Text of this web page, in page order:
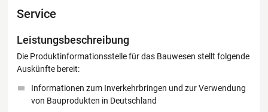
Service
Leistungsbeschreibung
Die Produktinformationsstelle für das Bauwesen stellt folgende
Auskünfte bereit:
Informationen zum Inverkehrbringen und zur Verwendung
von Bauprodukten in Deutschland